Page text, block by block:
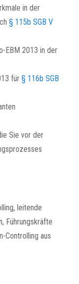
in der
§ 115b SGB V
EBM 2013 in der
für § 116b SGB
Sie vor der
leitende
Führungskräfte
Controlling aus